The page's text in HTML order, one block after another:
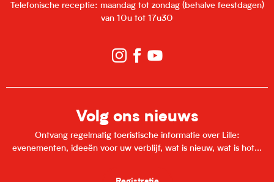
Telefonische receptie: maandag tot zondag (behalve feestdagen)
van 10u tot 17u30
Volg ons nieuws
Ontvang regelmatig toeristische informatie over Lille:
evenementen, ideeën voor uw verblijf, wat is nieuw, wat is hot...